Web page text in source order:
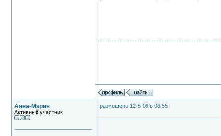
Анна-Мария
Активный участник
размещено 12-5-09 в 08:55